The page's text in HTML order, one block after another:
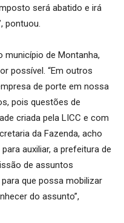
será abatido e irá
pontuou.
município de Montanha,
possível. “Em outros
de porte em nossa
pois questões de
criada pela LICC e com
da Fazenda, acho
auxiliar, a prefeitura de
de assuntos
que possa mobilizar
do assunto”,